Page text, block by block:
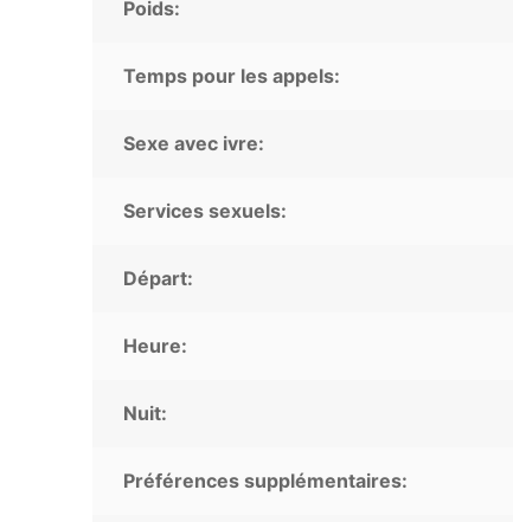
Poids:
Temps pour les appels:
Sexe avec ivre:
Services sexuels:
Départ:
Heure:
Nuit:
Préférences supplémentaires: